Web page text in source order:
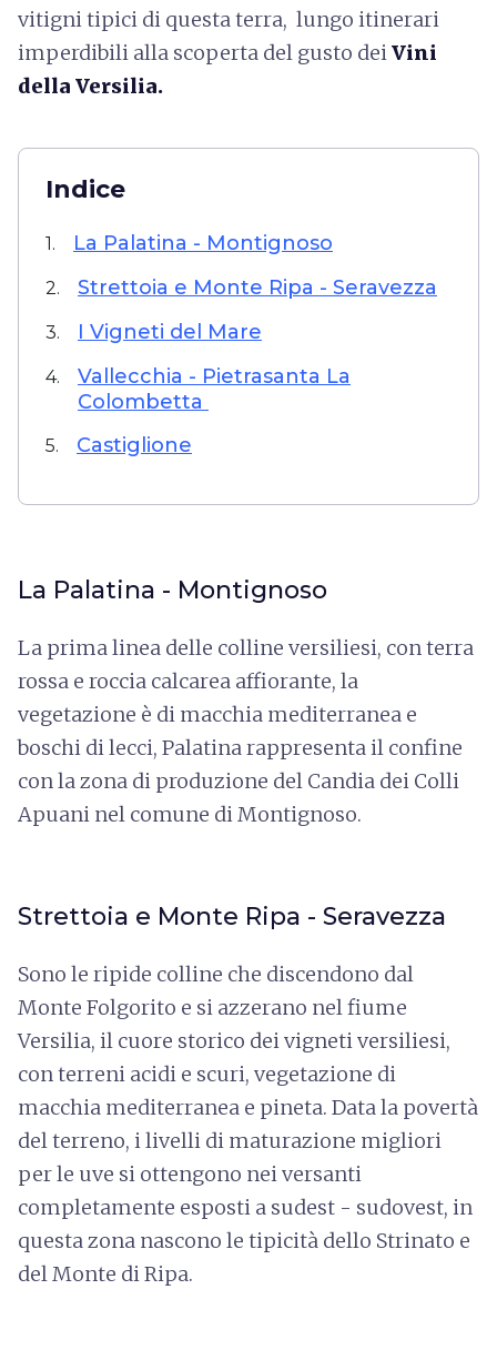
vitigni tipici di questa terra, lungo itinerari
imperdibili alla scoperta del gusto deiVini
della Versilia.
Indice
1. La Palatina - Montignoso
2. Strettoia e Monte Ripa - Seravezza
3. I Vigneti del Mare
4.
Vallecchia - Pietrasanta La
Colombetta
5. Castiglione
La Palatina - Montignoso
La prima linea delle colline versiliesi, con terra
rossa e roccia calcarea affiorante, la
vegetazione è di macchia mediterranea e
boschi di lecci, Palatina rappresenta il confine
con la zona di produzione del Candia dei Colli
Apuani nel comune di Montignoso.
Strettoia e Monte Ripa - Seravezza
Sono le ripide colline che discendono dal
Monte Folgorito e si azzerano nel fiume
Versilia, il cuore storico dei vigneti versiliesi,
con terreni acidi e scuri, vegetazione di
macchia mediterranea e pineta. Data la povertà
del terreno, i livelli di maturazione migliori
per le uve si ottengono nei versanti
completamente esposti a sudest - sudovest, in
questa zona nascono le tipicità dello Strinato e
del Monte di Ripa.